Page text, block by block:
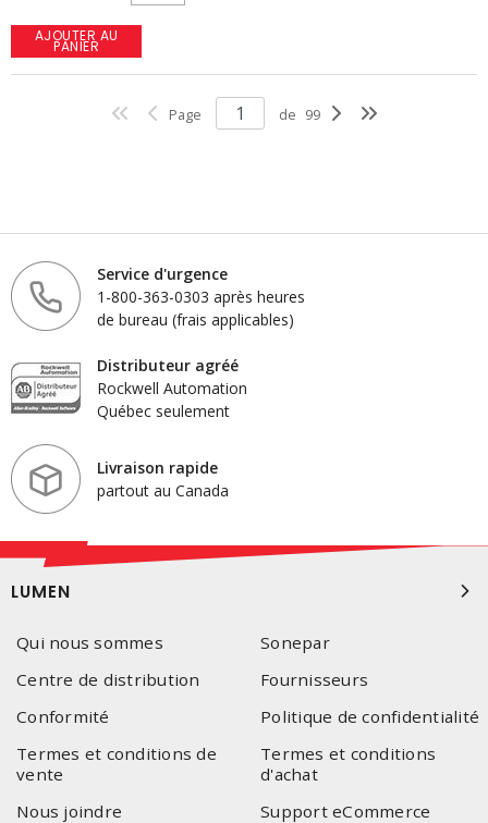
AJOUTER AU
PANIER
Page de 99
Service d'urgence
1-800-363-0303 après heures
de bureau (frais applicables)
Distributeur agréé
Rockwell Automation
Québec seulement
Livraison rapide
partout au Canada
LUMEN
Qui nous sommes
Sonepar
Centre de distribution
Fournisseurs
Conformité
Politique de confidentialité
Termes et conditions de
vente
Termes et conditions
d'achat
Nous joindre
Support eCommerce